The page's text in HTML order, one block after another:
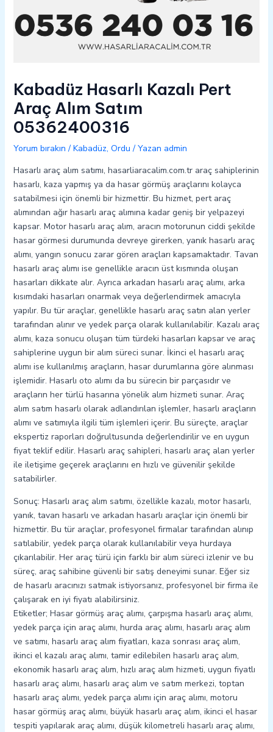
Kabadüz Hasarlı Kazalı Pert
Araç Alım Satım
05362400316
Yorum bırakın / Kabadüz, Ordu / Yazan admin
Hasarlı araç alım satımı, hasarliaracalim.com.tr araç sahiplerinin
hasarlı, kaza yapmış ya da hasar görmüş araçlarını kolayca
satabilmesi için önemli bir hizmettir. Bu hizmet, pert araç
alımından ağır hasarlı araç alımına kadar geniş bir yelpazeyi
kapsar. Motor hasarlı araç alım, aracın motorunun ciddi şekilde
hasar görmesi durumunda devreye girerken, yanık hasarlı araç
alımı, yangın sonucu zarar gören araçları kapsamaktadır. Tavan
hasarlı araç alımı ise genellikle aracın üst kısmında oluşan
hasarları dikkate alır. Ayrıca arkadan hasarlı araç alımı, arka
kısımdaki hasarları onarmak veya değerlendirmek amacıyla
yapılır. Bu tür araçlar, genellikle hasarlı araç satın alan yerler
tarafından alınır ve yedek parça olarak kullanılabilir. Kazalı araç
alımı, kaza sonucu oluşan tüm türdeki hasarları kapsar ve araç
sahiplerine uygun bir alım süreci sunar. İkinci el hasarlı araç
alımı ise kullanılmış araçların, hasar durumlarına göre alınması
işlemidir. Hasarlı oto alımı da bu sürecin bir parçasıdır ve
araçların her türlü hasarına yönelik alım hizmeti sunar. Araç
alım satım hasarlı olarak adlandırılan işlemler, hasarlı araçların
alımı ve satımıyla ilgili tüm işlemleri içerir. Bu süreçte, araçlar
ekspertiz raporları doğrultusunda değerlendirilir ve en uygun
fiyat teklif edilir. Hasarlı araç sahipleri, hasarlı araç alan yerler
ile iletişime geçerek araçlarını en hızlı ve güvenilir şekilde
satabilirler.
Sonuç: Hasarlı araç alım satımı, özellikle kazalı, motor hasarlı,
yanık, tavan hasarlı ve arkadan hasarlı araçlar için önemli bir
hizmettir. Bu tür araçlar, profesyonel firmalar tarafından alınıp
satılabilir, yedek parça olarak kullanılabilir veya hurdaya
çıkarılabilir. Her araç türü için farklı bir alım süreci izlenir ve bu
süreç, araç sahibine güvenli bir satış deneyimi sunar. Eğer siz
de hasarlı aracınızı satmak istiyorsanız, profesyonel bir firma ile
çalışarak en iyi fiyatı alabilirsiniz.
Etiketler; Hasar görmüş araç alımı, çarpışma hasarlı araç alımı,
yedek parça için araç alımı, hurda araç alımı, hasarlı araç alım
ve satımı, hasarlı araç alım fiyatları, kaza sonrası araç alım,
ikinci el kazalı araç alımı, tamir edilebilen hasarlı araç alım,
ekonomik hasarlı araç alım, hızlı araç alım hizmeti, uygun fiyatlı
hasarlı araç alımı, hasarlı araç alım ve satım merkezi, toptan
hasarlı araç alımı, yedek parça alımı için araç alımı, motoru
hasar görmüş araç alımı, büyük hasarlı araç alım, ikinci el hasar
tespiti yapılarak araç alımı, düşük kilometreli hasarlı araç alımı,